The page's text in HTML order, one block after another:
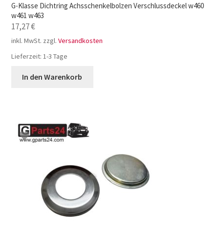
G-Klasse Dichtring Achsschenkelbolzen Verschlussdeckel w460
w461 w463
17,27€
inkl. MwSt. zzgl. Versandkosten
Lieferzeit: 1-3 Tage
In den Warenkorb